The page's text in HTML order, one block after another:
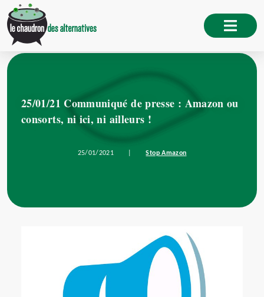
25/01/21 Communiqué de presse : Amazon ou
consorts, ni ici, ni ailleurs !
25/01/2021 Stop Amazon